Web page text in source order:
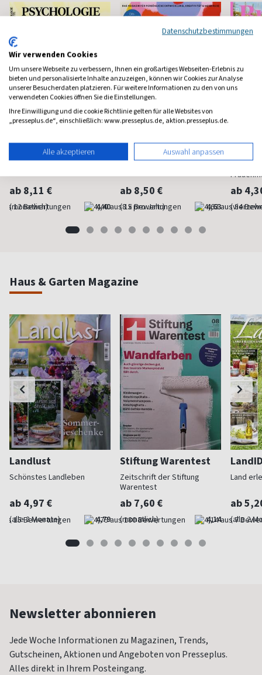
Psychologie Heute
Psychologie fürs Leben
ab 8,11 €
(monatlich) 4,40
Flow
Bewußt leben und erleben
ab 8,50 €
(8 x pro Jahr) 4,63
Das
ab
Haus & Garten Magazine
Landlust
Schönstes Landleben
ab 4,97 €
(alle 2 Monate) 4,79
Stiftung Warentest
Zeitschrift der Stiftung
Warentest
ab 7,60 €
(monatlich) 4,14
Land
ab
(alle 2
Newsletter abonnieren
Jede Woche Informationen zu Magazinen, Trends,
Gutscheinen, Aktionen und Angeboten von Presseplus.
Alles direkt in Ihrem Posteingang.
Datenschutzbestimmungen
Wir verwenden Cookies
Um unsere Webseite zu verbessern, Ihnen ein großartiges Webseiten-Erlebnis zu
bieten und personalisierte Inhalte anzuzeigen, können wir Cookies zur Analyse
unserer Besucherdaten platzieren. Für weitere Informationen zu den von uns
verwendeten Cookies öffnen Sie die Einstellungen.
Ihre Einwilligung und die cookie Richtlinie gelten für alle Websites von
„presseplus.de“, einschließlich: www.presseplus.de, aktion.presseplus.de.
Alle akzeptieren Auswahl anpassen